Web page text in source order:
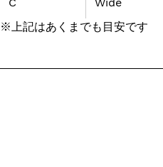
※上記はあくまでも目安です